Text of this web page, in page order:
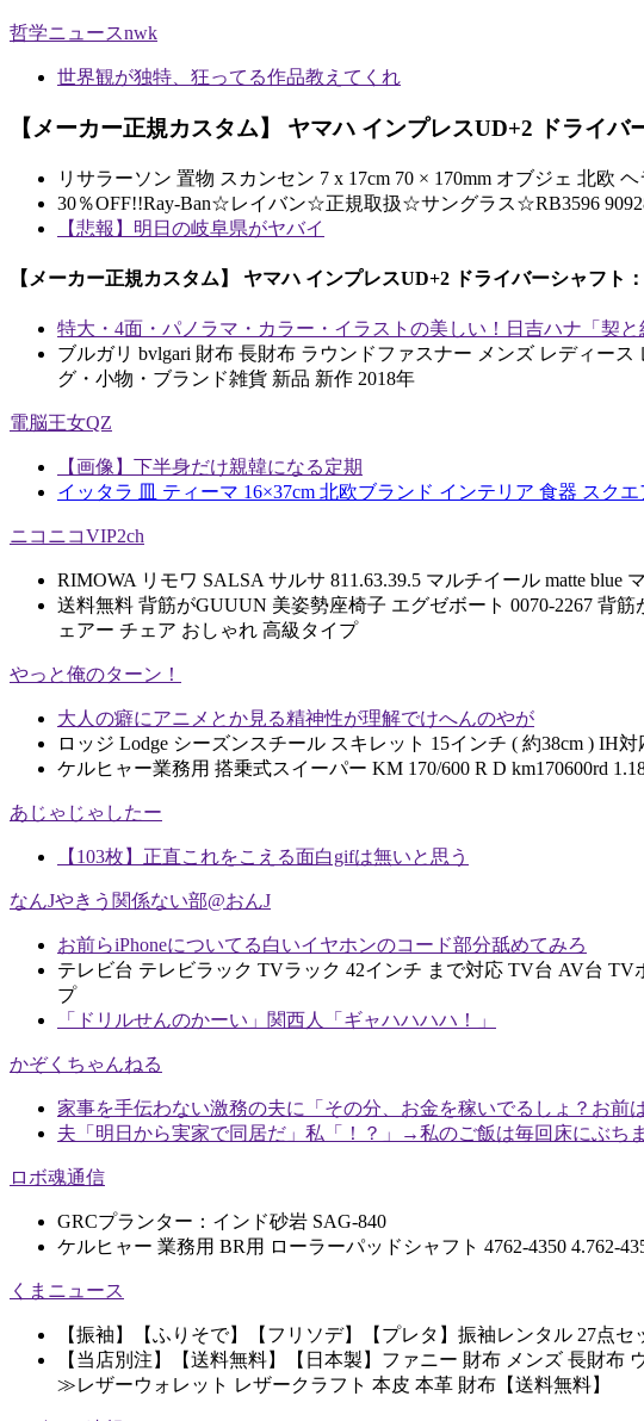
哲学ニュースnwk
世界観が独特、狂ってる作品教えてくれ
【メーカー正規カスタム】 ヤマハ インプレスUD+2 ドライ
リサラーソン 置物 スカンセン 7 x 17cm 70 × 170mm オブジェ 北欧
30％OFF!!Ray-Ban☆レイバン☆正規取扱☆サングラス☆RB3596
【悲報】明日の岐阜県がヤバイ
【メーカー正規カスタム】 ヤマハ インプレスUD+2 ドライバーシャフト
特大・4面・パノラマ・カラー・イラストの美しい！日吉ハナ「契と
ブルガリ bvlgari 財布 長財布 ラウンドファスナー メンズ レディー
グ・小物・ブランド雑貨 新品 新作 2018年
電脳王女QZ
【画像】下半身だけ親韓になる定期
イッタラ 皿 ティーマ 16×37cm 北欧ブランド インテリア 食器 スク
ニコニコVIP2ch
RIMOWA リモワ SALSA サルサ 811.63.39.5 マルチイール matte blue
送料無料 背筋がGUUUN 美姿勢座椅子 エグゼボート 0070-2267 背
ェアー チェア おしゃれ 高級タイプ
やっと俺のターン！
大人の癖にアニメとか見る精神性が理解でけへんのやが
ロッジ Lodge シーズンスチール スキレット 15インチ ( 約38cm ) IH
ケルヒャー業務用 搭乗式スイーパー KM 170/600 R D km170600rd
あじゃじゃしたー
【103枚】正直これをこえる面白gifは無いと思う
なんJやきう関係ない部@おんJ
お前らiPhoneについてる白いイヤホンのコード部分舐めてみろ
テレビ台 テレビラック TVラック 42インチ まで対応 TV台 AV台
プ
「ドリルせんのかーい」関西人「ギャハハハハ！」
かぞくちゃんねる
家事を手伝わない激務の夫に「その分、お金を稼いでるしょ？お前
夫「明日から実家で同居だ」私「！？」→私のご飯は毎回床にぶち
ロボ魂通信
GRCプランター：インド砂岩 SAG-840
ケルヒャー 業務用 BR用 ローラーパッドシャフト 4762-4350 4.762-
くまニュース
【振袖】【ふりそで】【フリソデ】【プレタ】振袖レンタル 27点
【当店別注】【送料無料】【日本製】ファニー 財布 メンズ 長財
≫レザーウォレット レザークラフト 本皮 本革 財布【送料無料】